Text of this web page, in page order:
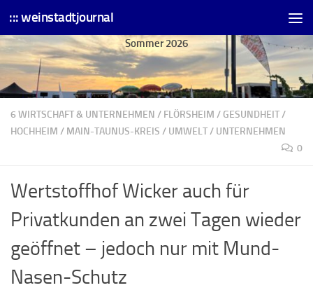
Skip to content
::: weinstadtjournal
Sommer 2026
6 WIRTSCHAFT & UNTERNEHMEN / FLÖRSHEIM / GESUNDHEIT/
HOCHHEIM / MAIN-TAUNUS-KREIS / UMWELT/ UNTERNEHMEN
0
Wertstoffhof Wicker auch für
Privatkunden an zwei Tagen wieder
geöffnet – jedoch nur mit Mund-
Nasen-Schutz